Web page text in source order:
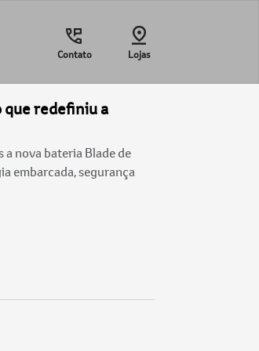
Contato Lojas
que redefiniu a
a nova bateria Blade de
embarcada, segurança